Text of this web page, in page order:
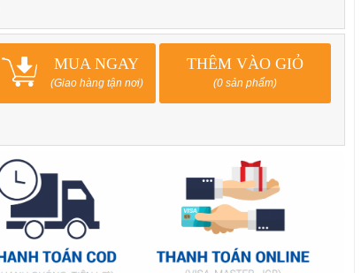
MUA NGAY
(Giao hàng tận nơi)
THÊM VÀO GIỎ
(0 sản phẩm)